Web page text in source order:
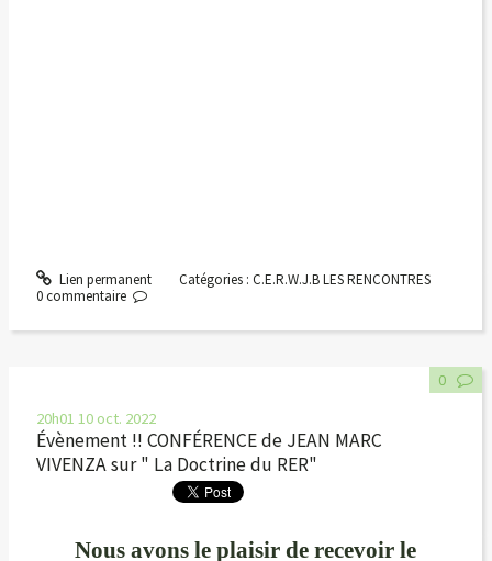
Lien permanent Catégories : C.E.R.W.J.B LES RENCONTRES
0 commentaire
20h01 10 oct. 2022
Évènement !! CONFÉRENCE de JEAN MARC
VIVENZA sur " La Doctrine du RER"
Nous avons le plaisir de recevoir le
0